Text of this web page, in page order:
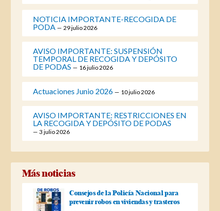
NOTICIA IMPORTANTE-RECOGIDA DE
PODA
29 julio 2026
AVISO IMPORTANTE: SUSPENSIÓN
TEMPORAL DE RECOGIDA Y DEPÓSITO
DE PODAS
16 julio 2026
Actuaciones Junio 2026 10 julio 2026
AVISO IMPORTANTE: RESTRICCIONES EN
LA RECOGIDA Y DEPÓSITO DE PODAS
3 julio 2026
Más noticias
Consejos de la Policía Nacional para
prevenir robos en viviendas y trasteros